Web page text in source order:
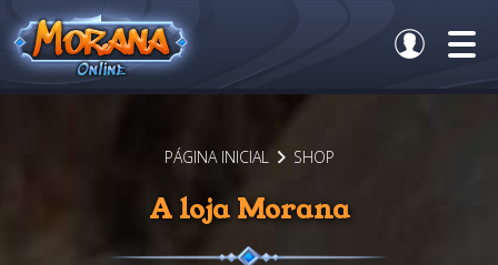
PÁGINA INICIAL SHOP
A loja Morana